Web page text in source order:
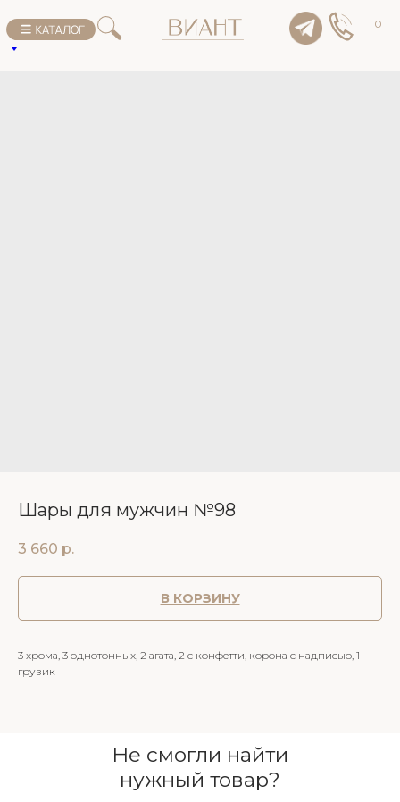
0
Шары для мужчин №98
3 660 р.
В КОРЗИНУ
3 хрома, 3 однотонных, 2 агата, 2 с конфетти, корона с надписью, 1
грузик
Не смогли найти
нужный товар?